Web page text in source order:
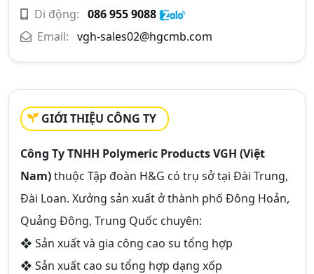
Di động: 086 955 9088
Email: vgh-sales02@hgcmb.com
GIỚI THIỆU CÔNG TY
Công Ty TNHH Polymeric Products VGH (Việt
Nam)thuộc Tập đoàn H&G có trụ sở tại Đài Trung,
Đài Loan. Xưởng sản xuất ở thành phố Đông Hoản,
Quảng Đông, Trung Quốc chuyên:
❖ Sản xuất và gia công cao su tổng hợp
❖ Sản xuất cao su tổng hợp dạng xốp